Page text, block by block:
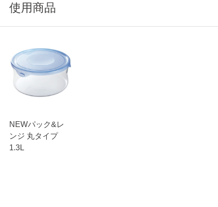
使用商品
NEWパック&レ
ンジ 丸タイプ
1.3L